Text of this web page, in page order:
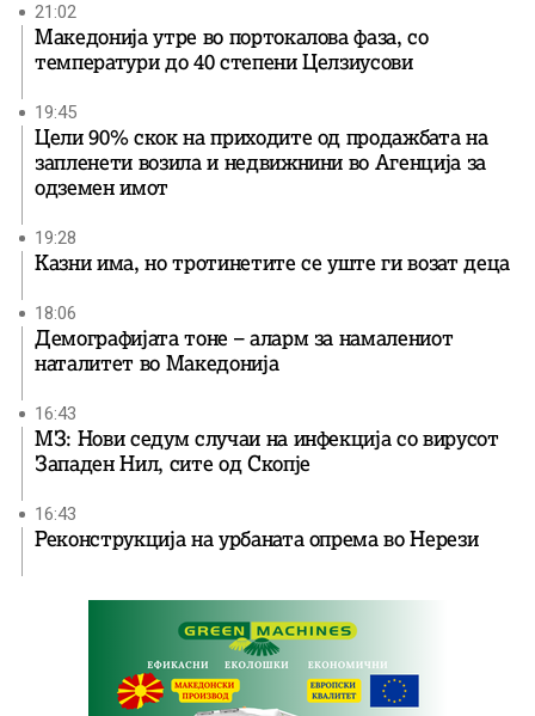
21:02
Македонија утре во портокалова фаза, со
температури до 40 степени Целзиусови
19:45
Цели 90% скок на приходите од продажбата на
запленети возила и недвижнини во Агенција за
одземен имот
19:28
Казни има, но тротинетите се уште ги возат деца
18:06
Демографијата тоне – аларм за намалениот
наталитет во Македонија
16:43
МЗ: Нови седум случаи на инфекција со вирусот
Западен Нил, сите од Скопје
16:43
Реконструкција на урбаната опрема во Нерези